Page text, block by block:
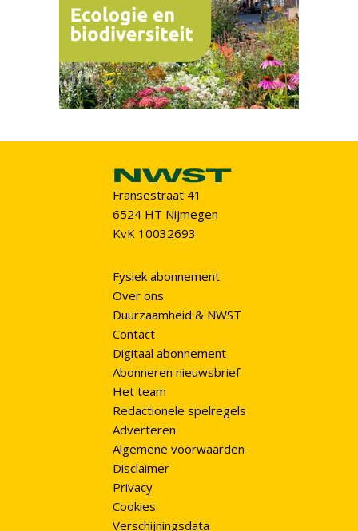
Fransestraat 41
6524 HT Nijmegen
KvK 10032693
Fysiek abonnement
Over ons
Duurzaamheid & NWST
Contact
Digitaal abonnement
Abonneren nieuwsbrief
Het team
Redactionele spelregels
Adverteren
Algemene voorwaarden
Disclaimer
Privacy
Cookies
Verschijningsdata